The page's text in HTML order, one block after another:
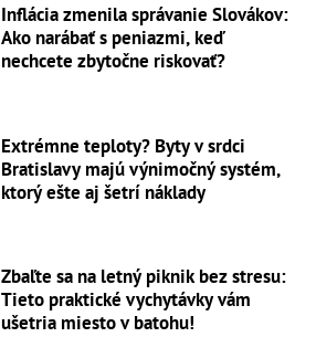
Inflácia zmenila správanie Slovákov:
Ako narábať s peniazmi, keď
nechcete zbytočne riskovať?
Extrémne teploty? Byty v srdci
Bratislavy majú výnimočný systém,
ktorý ešte aj šetrí náklady
Zbaľte sa na letný piknik bez stresu:
Tieto praktické vychytávky vám
ušetria miesto v batohu!